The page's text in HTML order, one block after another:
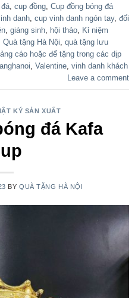
, cup đồng, Cup đồng bóng đá
danh, cup vinh danh ngón tay, đối
, giáng sinh, hội thảo, Kỉ niệm
Quà tặng Hà Nội, quà tặng lưu
cáo hoặc để tặng trong các dịp
, Valentine, vinh danh khách
Leave a comment
KÝ SẢN XUẤT
đá Kafa
BYQUÀ TẶNG HÀ NỘI